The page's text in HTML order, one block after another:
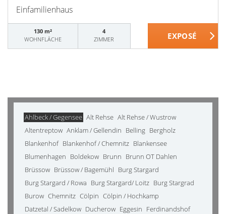
Einfamilienhaus
130 m²
WOHNFLÄCHE
4
ZIMMER
Ahlbeck / Gegensee Alt Rehse Alt Rehse / Wustrow
Altentreptow Anklam / Gellendin Belling Bergholz
Blankenhof Blankenhof / Chemnitz Blankensee
Blumenhagen Boldekow Brunn Brunn OT Dahlen
Brüssow Brüssow / Bagemühl Burg Stargard
Burg Stargard / Rowa Burg Stargard/ Loitz Burg Stargrad
Burow Chemnitz Cölpin Cölpin / Hochkamp
Datzetal / Sadelkow Ducherow Eggesin Ferdinandshof